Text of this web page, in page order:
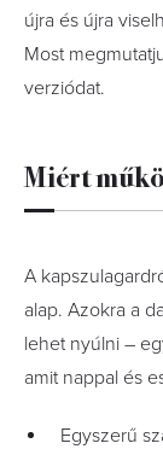
újra és újra
Most
verziódat.
Miért
A
alap. Azokra a
lehet nyúlni –
amit nappal és
Egyszerű